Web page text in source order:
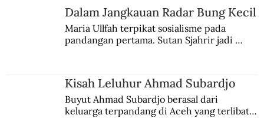
Alkisah Foto Jenazah Aliarcham
Dalam Jangkauan Radar Bung Kecil
Maria Ullfah terpikat sosialisme pada
pandangan pertama. Sutan Sjahrir jadi
Kisah Leluhur Ahmad Subardjo
Buyut Ahmad Subardjo berasal dari
keluarga terpandang di Aceh yang terlibat